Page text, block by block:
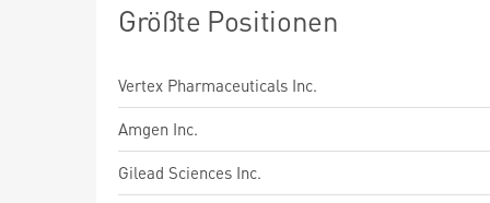
Größte Positionen
Vertex Pharmaceuticals Inc.
Amgen Inc.
Gilead Sciences Inc.